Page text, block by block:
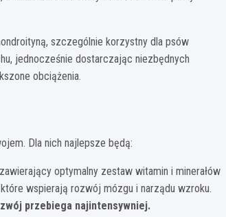
szczególnie korzystny dla psów
jednocześnie dostarczając niezbędnych
obciążenia.
Dla nich najlepsze będą:
optymalny zestaw witamin i minerałów
wspierają rozwój mózgu i narządu wzroku.
przebiega najintensywniej.